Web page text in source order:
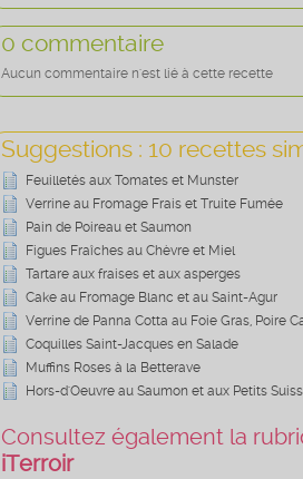
0 commentaire
Aucun commentaire n'est lié à cette recette
Suggestions : 10 recettes
Feuilletés aux Tomates et Munster
Verrine au Fromage Frais et Truite Fumée
Pain de Poireau et Saumon
Figues Fraîches au Chèvre et Miel
Tartare aux fraises et aux asperges
Cake au Fromage Blanc et au Saint-Agur
Verrine de Panna Cotta au Foie Gras, Poire
Coquilles Saint-Jacques en Salade
Muffins Roses à la Betterave
Hors-d'Oeuvre au Saumon et aux Petits
Consultez également la
iTerroir